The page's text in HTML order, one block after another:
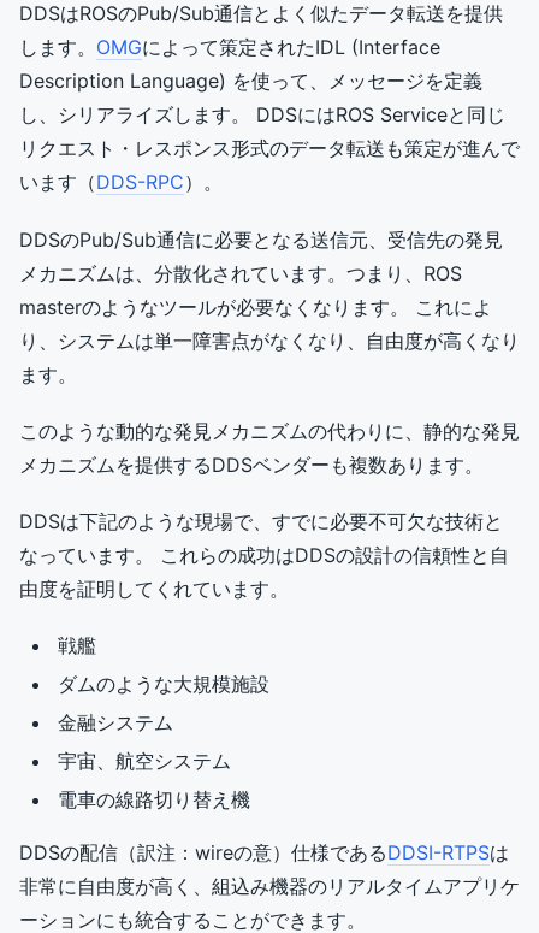
DDSはROSのPub/Sub通信とよく似たデータ転送を提供
します。 OMGによって策定されたIDL (Interface
Description Language) を使って、メッセージを定義
し、シリアライズします。 DDSにはROS Serviceと同じ
リクエスト・レスポンス形式のデータ転送も策定が進んで
います（DDS-RPC）。
DDSのPub/Sub通信に必要となる送信元、受信先の発見
メカニズムは、分散化されています。つまり、ROS
masterのようなツールが必要なくなります。 これによ
り、システムは単一障害点がなくなり、自由度が高くなり
ます。
このような動的な発見メカニズムの代わりに、静的な発見
メカニズムを提供するDDSベンダーも複数あります。
DDSは下記のような現場で、すでに必要不可欠な技術と
なっています。 これらの成功はDDSの設計の信頼性と自
由度を証明してくれています。
戦艦
ダムのような大規模施設
金融システム
宇宙、航空システム
電車の線路切り替え機
DDSの配信（訳注：wireの意）仕様であるDDSI-RTPSは
非常に自由度が高く、組込み機器のリアルタイムアプリケ
ーションにも統合することができます。